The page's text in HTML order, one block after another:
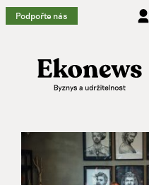
Přeskočit
na
Podpořte nás